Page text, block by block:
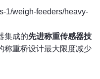
1/weigh-feeders/heavy-
集成的先进称重传感器技
称重桥设计最大限度减少